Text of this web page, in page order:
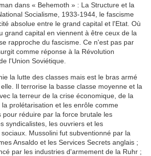
dans « Behemoth » : La Structure et la
Socialisme, 1933-1944, le fascisme
absolue entre le grand capital et l'Etat. Où
grand capital en viennent à être ceux de la
rapproche du fascisme. Ce n'est pas par
comme réponse à la Révolution
l'Union Soviétique.
la lutte des classes mais est le bras armé
Il terrorise la basse classe moyenne et la
la terreur de la crise économique, de la
prolétarisation et les enrôle comme
pour réduire par la force brutale les
syndicalistes, les ouvriers et les
Mussolini fut subventionné par la
Ansaldo et les Services Secrets anglais ;
par les industries d'armement de la Ruhr ;